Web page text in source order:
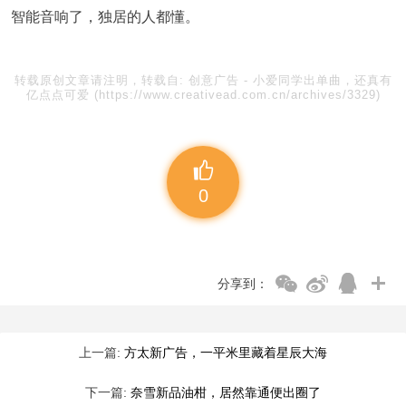
智能音响了，独居的人都懂。
转载原创文章请注明，转载自: 创意广告 - 小爱同学出单曲，还真有
亿点点可爱 (https://www.creativead.com.cn/archives/3329)
0
分享到：
上一篇: 方太新广告，一平米里藏着星辰大海
下一篇: 奈雪新品油柑，居然靠通便出圈了